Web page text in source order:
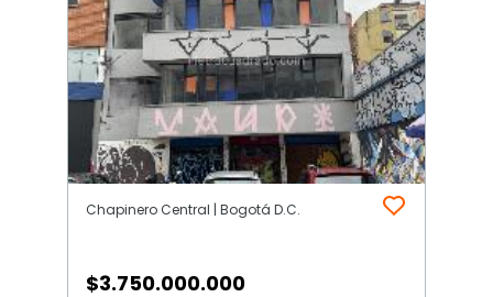
Chapinero Central | Bogotá D.C.
$3.750.000.000